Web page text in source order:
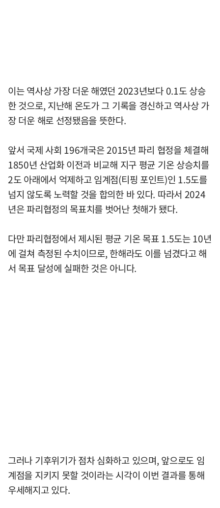
이는 역사상 가장 더운 해였던 2023년보다 0.1도 상승
한 것으로, 지난해 온도가 그 기록을 경신하고 역사상 가
장 더운 해로 선정됐음을 뜻한다.
앞서 국제 사회 196개국은 2015년 파리 협정을 체결해
1850년 산업화 이전과 비교해 지구 평균 기온 상승치를
2도 아래에서 억제하고 임계점(티핑 포인트)인 1.5도를
넘지 않도록 노력할 것을 합의한 바 있다. 따라서 2024
년은 파리협정의 목표치를 벗어난 첫해가 됐다.
다만 파리협정에서 제시된 평균 기온 목표 1.5도는 10년
에 걸쳐 측정된 수치이므로, 한해라도 이를 넘겼다고 해
서 목표 달성에 실패한 것은 아니다.
그러나 기후위기가 점차 심화하고 있으며, 앞으로도 임
계점을 지키지 못할 것이라는 시각이 이번 결과를 통해
우세해지고 있다.